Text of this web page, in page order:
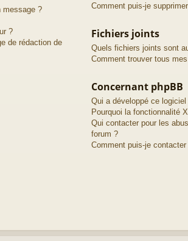
message ?
?
de rédaction de
Comment puis-je
Fichiers joints
Quels fichiers joints sont
Comment trouver tous
Concernant phpBB
Qui a développé ce
Pourquoi la fonctionnalité
Qui contacter pour les
forum ?
Comment puis-je